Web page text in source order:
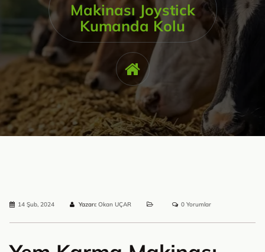
Makinası Joystick
Kumanda Kolu
14 Şub, 2024 Yazarı: Okan UÇAR 0 Yorumlar